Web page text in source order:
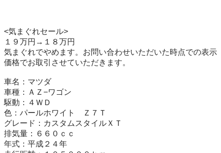
<気まぐれセール>
１９万円→１８万円
気まぐれでやめます。お問い合わせいただいた時点での表示
価格でお取引させていただきます。
車名：マツダ
車種：ＡＺ−ワゴン
駆動：４ＷＤ
色：パールホワイト　Ｚ７Ｔ
グレード：カスタムスタイルＸＴ
排気量：６６０ｃｃ
年式：平成２４年